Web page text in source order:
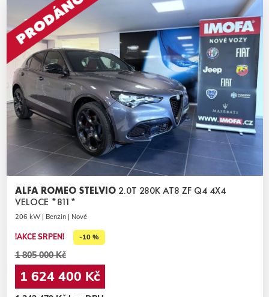
ALFA ROMEO STELVIO 2.0T 280K AT8 ZF Q4 4X4
VELOCE *811*
206 kW | Benzin | Nové
!AKCE SRPEN! -10 %
1 805 000 Kč
1 624 400 Kč